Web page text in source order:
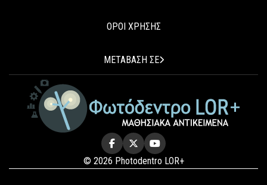
ΟΡΟΙ ΧΡΗΣΗΣ
ΜΕΤΑΒΑΣΗ ΣΕ
© 2026 Photodentro LOR+